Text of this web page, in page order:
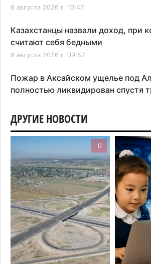
6 августа 2026 г. 10:47
Казахстанцы назвали доход, при
считают себя бедными
6 августа 2026 г. 09:52
Пожар в Аксайском ущелье под
полностью ликвидирован спустя
Минэкологии опровергло фото
в Алматинской области
Казахстан стал лидером
мировом рейтинге благополучия
5 августа 2026 г. 13:55
Казахстан может начать выпуск
топлива для самолетов: пилотный
запустят в Алатау
5 августа 2026 г. 12:32
ДРУГИЕ НОВОСТИ
0